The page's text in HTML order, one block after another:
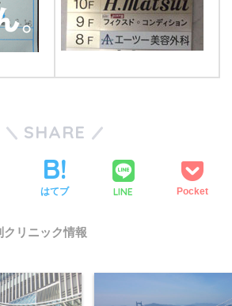
SHARE
はてブ LINE Pocket
クリニック情報